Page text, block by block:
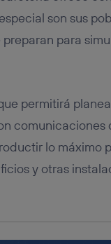
son sus
para
permitirá
comunicaciones
lo máximo
y otras
recibirá el
Wi-Fi), el marketing o
de los miembros
“Administrar
privacidad de Utiq
de Utiq.